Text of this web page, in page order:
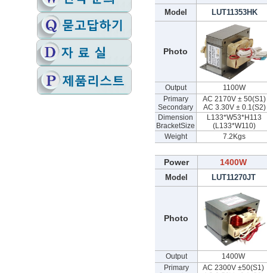
Model LUT11353HK
Photo
Output
1100W
Primary
Secondary
AC 2170V ± 50(S1)
AC 3.30V ± 0.1(S2)
Dimension
BracketSize
L133*W53*H113
(L133*W110)
Weight
7.2Kgs
Power 1400W
Model LUT11270JT
Photo
Output
1400W
Primary
AC 2300V ±50(S1)